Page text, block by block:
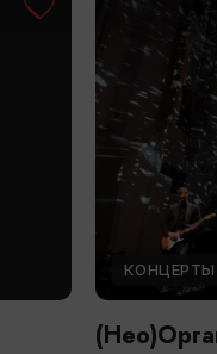
КОНЦЕРТЫ